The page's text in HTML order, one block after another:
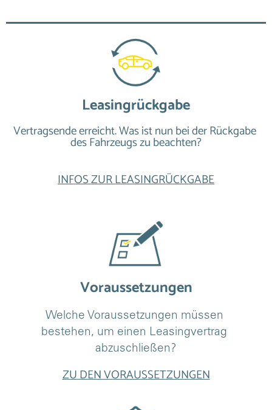
Leasingrückgabe
Vertragsende erreicht. Was ist nun bei der Rückgabe
des Fahrzeugs zu beachten?
INFOS ZUR LEASINGRÜCKGABE
Voraussetzungen
Welche Voraussetzungen müssen
bestehen, um einen Leasingvertrag
abzuschließen?
ZU DEN VORAUSSETZUNGEN